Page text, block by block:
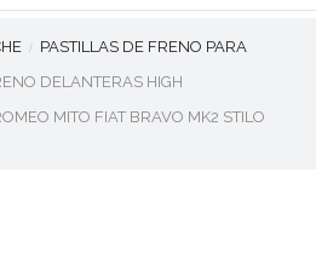
PASTILLAS DE FRENO PARA
DELANTERAS HIGH
MITO FIAT BRAVO MK2 STILO